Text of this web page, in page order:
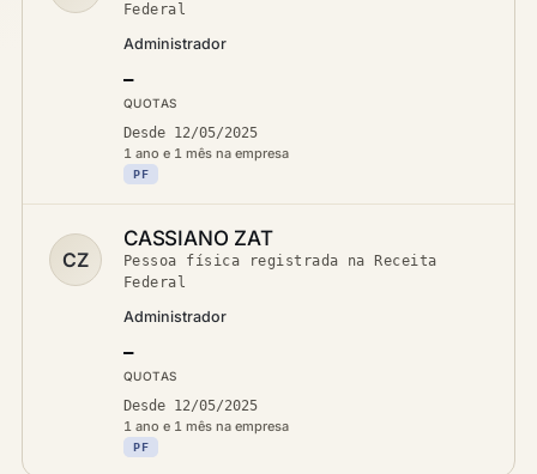
Federal
Administrador
—
QUOTAS
Desde 12/05/2025
1 ano e 1 mês na empresa
PF
CZ
CASSIANO ZAT
Pessoa física registrada na Receita
Federal
Administrador
—
QUOTAS
Desde 12/05/2025
1 ano e 1 mês na empresa
PF